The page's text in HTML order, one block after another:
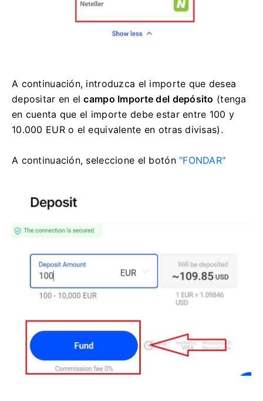
A continuación, introduzca el importe que desea
depositar en elcampo Importe del depósito (tenga
en cuenta que el importe debe estar entre 100 y
10.000 EUR o el equivalente en otras divisas).
A continuación, seleccione el botón "FONDAR"